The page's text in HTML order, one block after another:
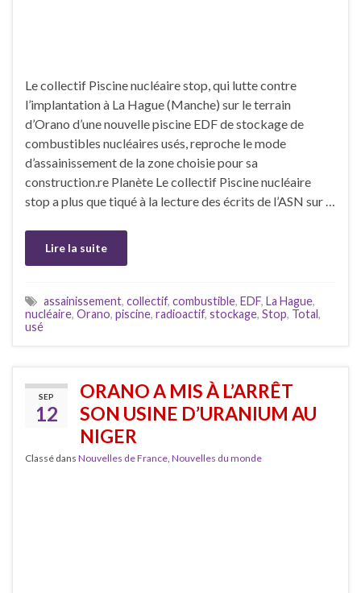
Le collectif Piscine nucléaire stop, qui lutte contre
l’implantation à La Hague (Manche) sur le terrain
d’Orano d’une nouvelle piscine EDF de stockage de
combustibles nucléaires usés, reproche le mode
d’assainissement de la zone choisie pour sa
construction.re Planète Le collectif Piscine nucléaire
stop a plus que tiqué à la lecture des écrits de l’ASN sur …
Lire la suite
assainissement, collectif, combustible, EDF, La Hague,
nucléaire, Orano, piscine, radioactif, stockage, Stop, Total,
usé
SEP
12
ORANO A MIS À L’ARRÊT
SON USINE D’URANIUM AU
NIGER
Classé dans Nouvelles de France, Nouvelles du monde